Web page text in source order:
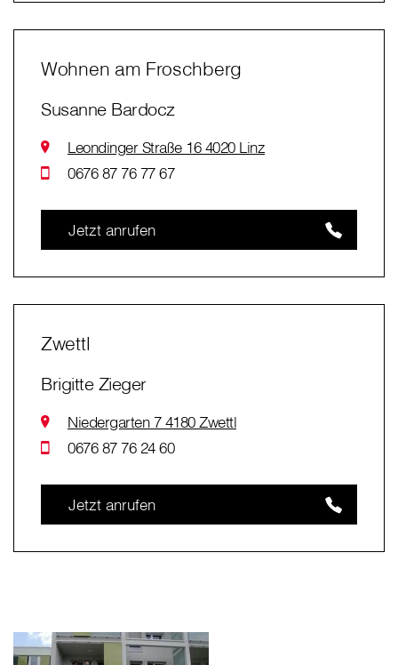
Wohnen am Froschberg
Susanne Bardocz
Leondinger Straße 16 4020 Linz
0676 87 76 77 67
Jetzt anrufen
Zwettl
Brigitte Zieger
Niedergarten 7 4180 Zwettl
0676 87 76 24 60
Jetzt anrufen